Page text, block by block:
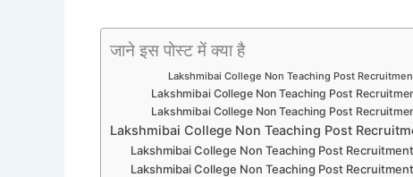
जाने इस पोस्ट में क्या है
Lakshmibai College Non Teaching Post
Lakshmibai College Non Teaching Post
Lakshmibai College Non Teaching Post
Lakshmibai College Non Teaching Post
Lakshmibai College Non Teaching Post
Lakshmibai College Non Teaching Post